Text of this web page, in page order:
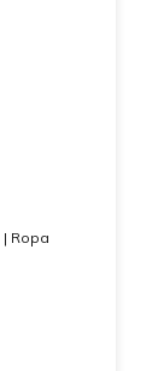
| Ropa